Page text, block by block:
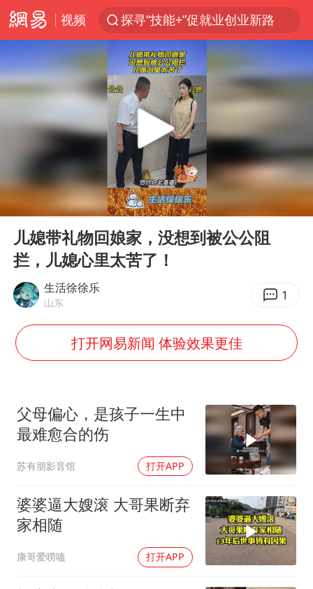
视频
探寻“技能+”促就业创业新路
台风白海豚或在华东沿海登陆
店主遭女子“鬼手”换钞
38岁山东财大教授刘海明逝世
美国退回1000亿美元关税
24小时不关空调 电费反而更低？
“事业单位招聘不是人情买卖”
河南试行周五下午弹性离岗
“天津之眼”摩天轮附近2人落水
日本籍女网红在韩直播时自杀身亡
李亚鹏向地铁吐血女孩捐99999元
总书记关心百姓身边这些民生大事
Play
00:10
儿媳带礼物回娘家，没想到被公公阻
拦，儿媳心里太苦了！
生活徐徐乐
山东 1
打开网易新闻 体验效果更佳
父母偏心，是孩子一生中
最难愈合的伤
苏有朋影音馆 打开APP
婆婆逼大嫂滚 大哥果断弃
家相随
康哥爱唠嗑 打开APP